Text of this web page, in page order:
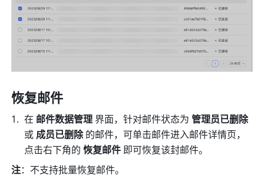
恢复邮件
在 邮件数据管理 界面，针对邮件状态为
管理员已删除
或 成员已删除 的邮件，可单击邮件进入邮件详情页，
点击右下角的 恢复邮件 即可恢复该封邮件。
注：不支持批量恢复邮件。